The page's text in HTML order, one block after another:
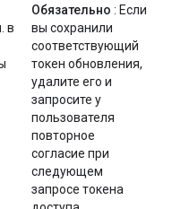
в
Обязательно : Если
вы сохранили
соответствующий
токен обновления,
удалите его и
запросите у
пользователя
повторное
согласие при
следующем
запросе токена